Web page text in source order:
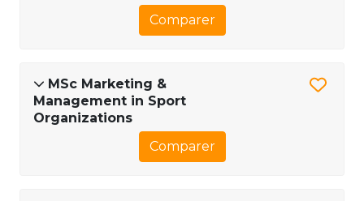
Comparer
MSc Marketing &
Management in Sport
Organizations
Comparer